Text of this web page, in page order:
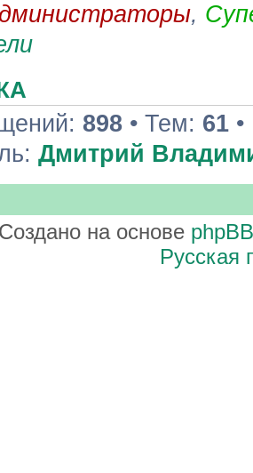
,
898 • Тем: 61
Дмитрий
Создано на основе phpBB
Русская